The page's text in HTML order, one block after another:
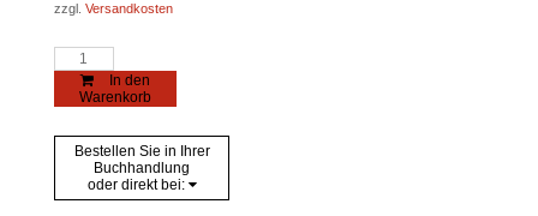
zzgl. Versandkosten
Panorama
der
„Schlacht
am
Menge
In den
Warenkorb
Bestellen Sie in Ihrer
Buchhandlung
oder direkt bei: